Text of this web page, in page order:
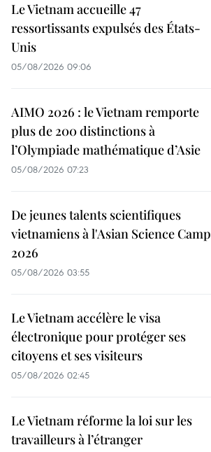
Le Vietnam accueille 47
ressortissants expulsés des États-
Unis
05/08/2026 09:06
AIMO 2026 : le Vietnam remporte
plus de 200 distinctions à
l’Olympiade mathématique d’Asie
05/08/2026 07:23
De jeunes talents scientifiques
vietnamiens à l'Asian Science Camp
2026
05/08/2026 03:55
Le Vietnam accélère le visa
électronique pour protéger ses
citoyens et ses visiteurs
05/08/2026 02:45
Le Vietnam réforme la loi sur les
travailleurs à l’étranger